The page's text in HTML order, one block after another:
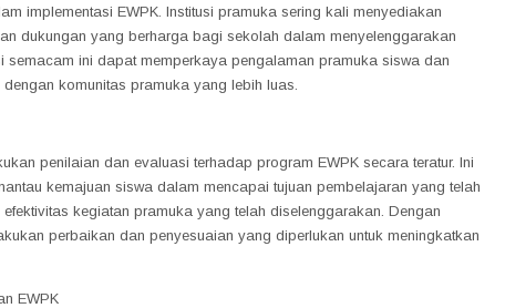
implementasi EWPK. Institusi pramuka sering kali menyediakan
dukungan yang berharga bagi sekolah dalam menyelenggarakan
semacam ini dapat memperkaya pengalaman pramuka siswa dan
komunitas pramuka yang lebih luas.
penilaian dan evaluasi terhadap program EWPK secara teratur. Ini
kemajuan siswa dalam mencapai tujuan pembelajaran yang telah
kegiatan pramuka yang telah diselenggarakan. Dengan
perbaikan dan penyesuaian yang diperlukan untuk meningkatkan
EWPK